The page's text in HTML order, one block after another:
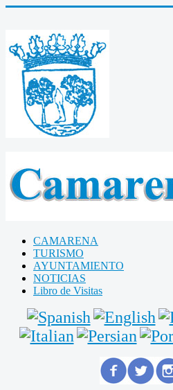
CAMARENA
TURISMO
AYUNTAMIENTO
NOTICIAS
Libro de Visitas